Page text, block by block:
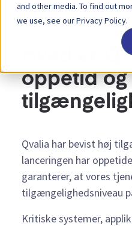
and other media. To find out
we use, see our Privacy Policy.
Hvad er
oppetid og
Qvalia har bevist høj
lanceringen har
garanterer, at vores
tilgængelighedsniveau
Kritiske systemer,